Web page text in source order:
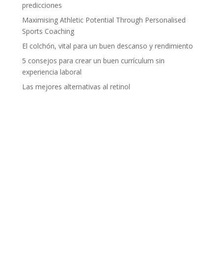
predicciones
Maximising Athletic Potential Through Personalised
Sports Coaching
El colchón, vital para un buen descanso y rendimiento
5 consejos para crear un buen currículum sin
experiencia laboral
Las mejores alternativas al retinol